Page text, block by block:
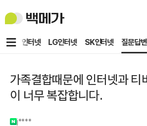
백
메
KT인터넷 LG인터넷 SK인터넷 질문답변
메
가족결합때문에 인터넷과 티
이 너무 복잡합니다.
j****